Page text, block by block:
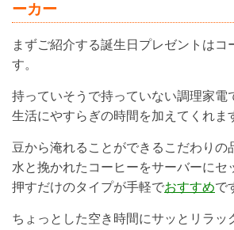
ーカー
まずご紹介する誕生日プレゼントはコ
す。
持っていそうで持っていない調理家電
生活にやすらぎの時間を加えてくれま
豆から淹れることができるこだわりの
水と挽かれたコーヒーをサーバーにセ
押すだけのタイプが手軽でおすすめで
ちょっとした空き時間にサッとリラッ